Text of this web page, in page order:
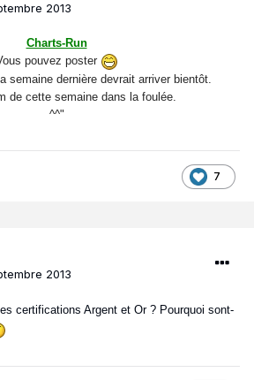
2013
Charts-Run
pouvez poster
semaine dernière devrait arriver bientôt.
de cette semaine dans la foulée.
^^"
7
2013
certifications Argent et Or ? Pourquoi sont-